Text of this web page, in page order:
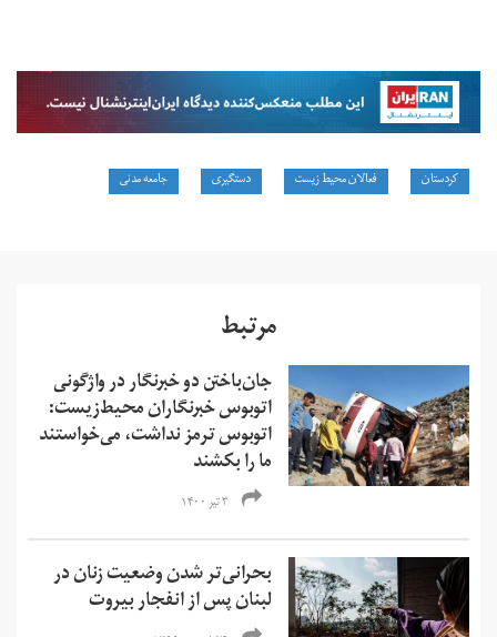
کردستان فعالان محیط زیست دستگیری جامعه مدنی
مرتبط
جان‌باختن دو خبرنگار در واژگونی
اتوبوس خبرنگاران محیط‌زیست:
اتوبوس ترمز نداشت، می‌خواستند
ما را بکشند
۳ تیر ۱۴۰۰
بحرانی‌تر شدن وضعیت زنان در
لبنان پس از انفجار بیروت